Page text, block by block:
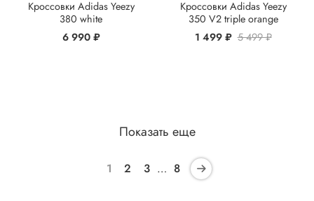
Кроссовки Adidas Yeezy
380 white
6 990 ₽
Кроссовки Adidas Yeezy
350 V2 triple orange
1 499 ₽ 5 499 ₽
Показать еще
1 2 3 … 8